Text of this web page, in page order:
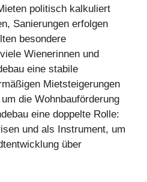
politisch kalkuliert
Sanierungen erfolgen
besondere
Wienerinnen und
eine stabile
Mietsteigerungen
die Wohnbauförderung
eine doppelte Rolle:
und als Instrument, um
über